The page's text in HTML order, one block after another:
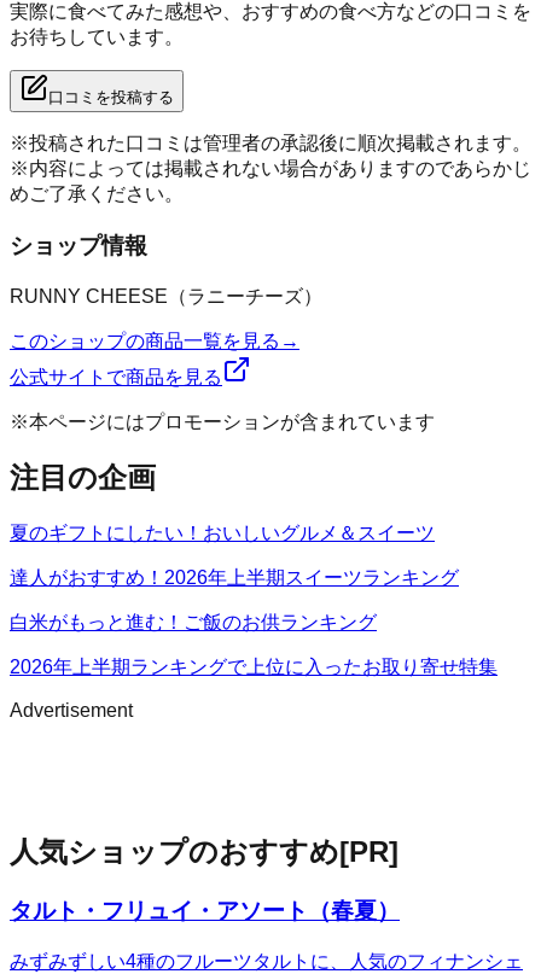
実際に食べてみた感想や、おすすめの食べ方などの口コミを
お待ちしています。
口コミを投稿する
※投稿された口コミは管理者の承認後に順次掲載されます。
※内容によっては掲載されない場合がありますのであらかじ
めご了承ください。
ショップ情報
RUNNY CHEESE（ラニーチーズ）
このショップの商品一覧を見る →
公式サイトで商品を見る
※本ページにはプロモーションが含まれています
注目の企画
夏のギフトにしたい！おいしいグルメ＆スイーツ
達人がおすすめ！2026年上半期スイーツランキング
白米がもっと進む！ご飯のお供ランキング
2026年上半期ランキングで上位に入ったお取り寄せ特集
Advertisement
人気ショップのおすすめ[PR]
タルト・フリュイ・アソート（春夏）
みずみずしい4種のフルーツタルトに、人気のフィナンシェ